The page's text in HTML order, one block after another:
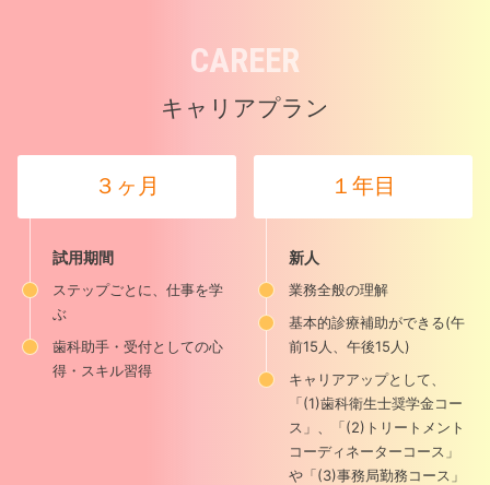
CAREER
キャリアプラン
３ヶ月
試用期間
ステップごとに、仕事を学
ぶ
歯科助手・受付としての心
得・スキル習得
１年目
新人
業務全般の理解
基本的診療補助ができる(午
前15人、午後15人)
キャリアアップとして、
「(1)歯科衛生士奨学金コー
ス」、「(2)トリートメント
コーディネーターコース」
や「(3)事務局勤務コース」